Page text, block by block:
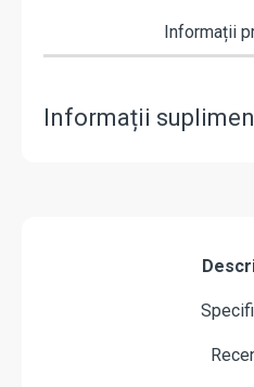
Informații
Informații